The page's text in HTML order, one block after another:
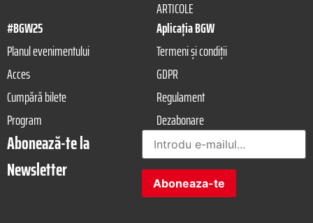
ARTICOLE
#BGW25
Planul evenimentului
Acces
Cumpără bilete
Program
Aplicația BGW
Termeni și condiții
GDPR
Regulament
Dezabonare
Abonează-te la
Newsletter